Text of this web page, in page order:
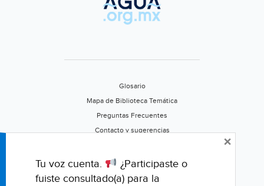
Glosario
Mapa de Biblioteca Temática
Preguntas Frecuentes
Contacto y sugerencias
Califica este portal
Tu voz cuenta.
¿Participaste o
fuiste consultado(a) para la
×